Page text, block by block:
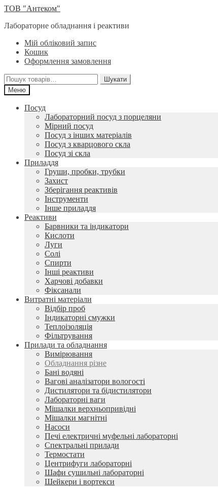
Перейти
навігації
Перейти
вмісту
ТОВ "Антеком"
Лабораторне обладнання і реактиви
Мій обліковий запис
Кошик
Оформлення замовлення
Шукати:
Шукати
Меню
Посуд
Лабораторний посуд з порцеляни
Мірний посуд
Посуд з інших матеріалів
Посуд з кварцового скла
Посуд зі скла
Приладдя
Груши, пробки, трубки
Захист
Зберігання реактивів
Інструменти
Інше приладдя
Реактиви
Барвники та індикатори
Кислоти
Луги
Солі
Спирти
Інші реактиви
Харчові добавки
Фіксанали
Витратні матеріали
Відбір проб
Індикаторні смужки
Теплоізоляція
Фільтрування
Прилади та обладнання
Вимірювання
Обладнання різне
Бані водяні
Вагові аналізатори вологості
Дистилятори та бідистилятори
Лабораторні ваги
Мішалки верхньопривідні
Мішалки магнітні
Насоси
Печі електричні муфельні лабораторні
Спектральні прилади
Термостати
Центрифуги лабораторні
Шафи сушильні лабораторні
Шейкери і вортекси